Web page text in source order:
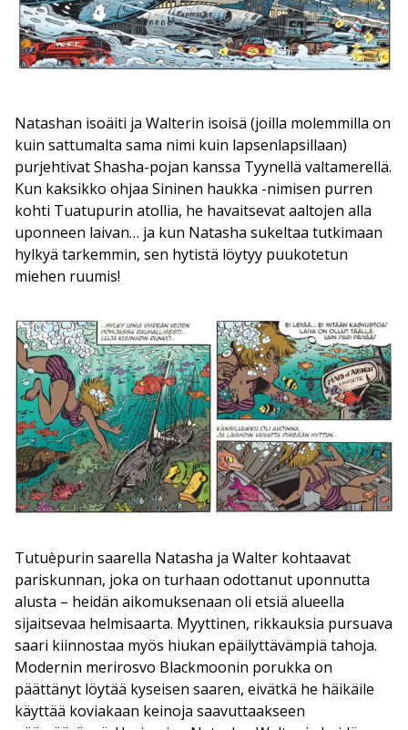
Natashan isoäiti ja Walterin isoisä (joilla molemmilla on
kuin sattumalta sama nimi kuin lapsenlapsillaan)
purjehtivat Shasha-pojan kanssa Tyynellä valtamerellä.
Kun kaksikko ohjaa Sininen haukka -nimisen purren
kohti Tuatupurin atollia, he havaitsevat aaltojen alla
uponneen laivan… ja kun Natasha sukeltaa tutkimaan
hylkyä tarkemmin, sen hytistä löytyy puukotetun
miehen ruumis!
Tutuèpurin saarella Natasha ja Walter kohtaavat
pariskunnan, joka on turhaan odottanut uponnutta
alusta – heidän aikomuksenaan oli etsiä alueella
sijaitsevaa helmisaarta. Myyttinen, rikkauksia pursuava
saari kiinnostaa myös hiukan epäilyttävämpiä tahoja.
Modernin merirosvo Blackmoonin porukka on
päättänyt löytää kyseisen saaren, eivätkä he häikäile
käyttää koviakaan keinoja saavuttaakseen